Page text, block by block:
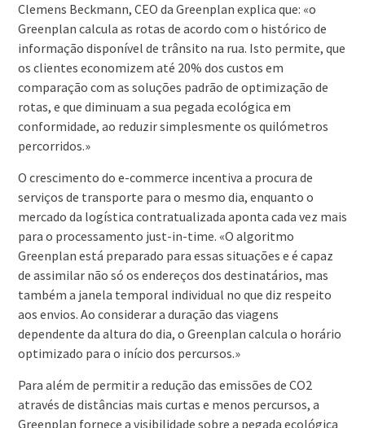
Clemens Beckmann, CEO da Greenplan explica que: «o
Greenplan calcula as rotas de acordo com o histórico de
informação disponível de trânsito na rua. Isto permite, que
os clientes economizem até 20% dos custos em
comparação com as soluções padrão de optimização de
rotas, e que diminuam a sua pegada ecológica em
conformidade, ao reduzir simplesmente os quilómetros
percorridos.»
O crescimento do e-commerce incentiva a procura de
serviços de transporte para o mesmo dia, enquanto o
mercado da logística contratualizada aponta cada vez mais
para o processamento just-in-time. «O algoritmo
Greenplan está preparado para essas situações e é capaz
de assimilar não só os endereços dos destinatários, mas
também a janela temporal individual no que diz respeito
aos envios. Ao considerar a duração das viagens
dependente da altura do dia, o Greenplan calcula o horário
optimizado para o início dos percursos.»
Para além de permitir a redução das emissões de CO2
através de distâncias mais curtas e menos percursos, a
Greenplan fornece a visibilidade sobre a pegada ecológica